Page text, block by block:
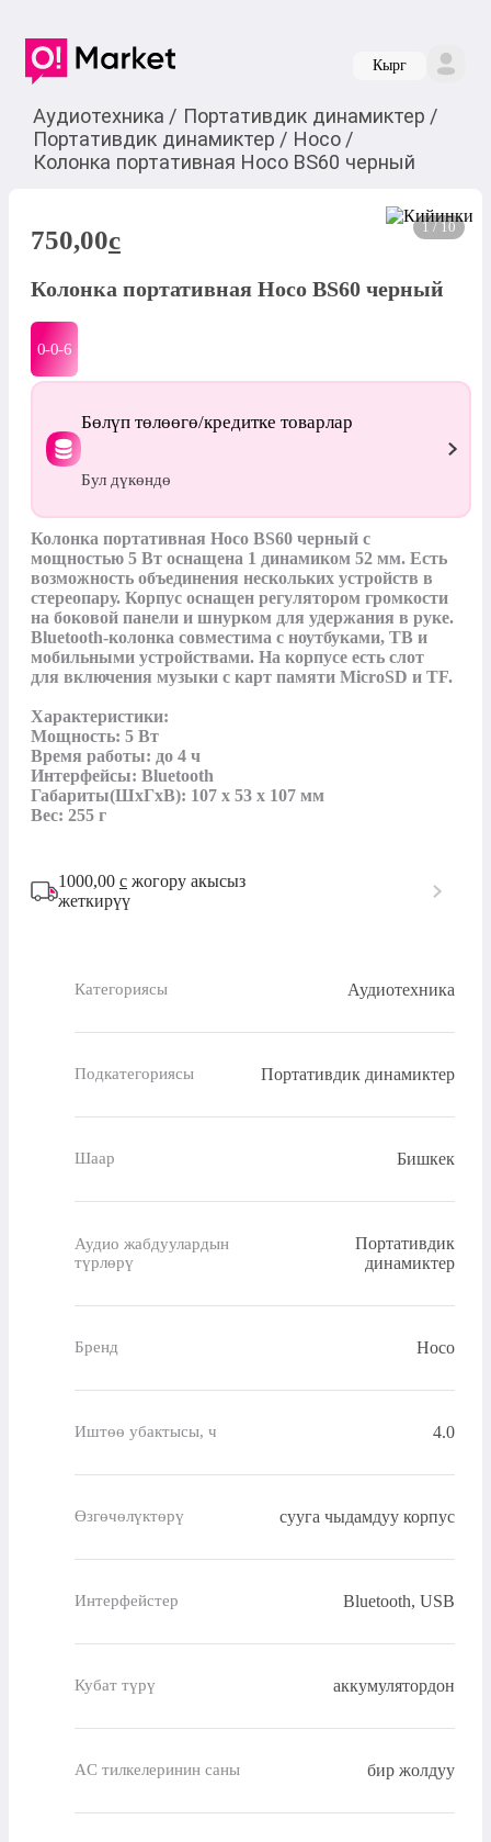
Кырг
Аудиотехника / Портативдик динамиктер /
Портативдик динамиктер / Hoco /
Колонка портативная Hосо BS60 черный
1 / 10
750,00c
Колонка портативная Hосо BS60 черный
0-0-6
Бөлүп төлөөгө/кредитке товарлар
Бул дүкөндө
Колонка портативная Hосо BS60 черный с
мощностью 5 Вт оснащена 1 динамиком 52 мм. Есть
возможность объединения нескольких устройств в
стереопару. Корпус оснащен регулятором громкости
на боковой панели и шнурком для удержания в руке.
Bluetooth-колонка совместима с ноутбуками, ТВ и
мобильными устройствами. На корпусе есть слот
для включения музыки с карт памяти MicroSD и TF.
Характеристики:
Мощность: 5 Вт
Время работы: до 4 ч
Интерфейсы: Bluetooth
Габариты(ШхГхВ): 107 х 53 х 107 мм
Вес: 255 г
1000,00 с жогору акысыз
жеткирүү
Категориясы Аудиотехника
Подкатегориясы Портативдик динамиктер
Шаар Бишкек
Аудио жабдуулардын
түрлөрү
Портативдик
динамиктер
Бренд Hoco
Иштөө убактысы, ч 4.0
Өзгөчөлүктөрү сууга чыдамдуу корпус
Интерфейстер Bluetooth, USB
Кубат түрү аккумулятордон
AC тилкелеринин саны бир жолдуу